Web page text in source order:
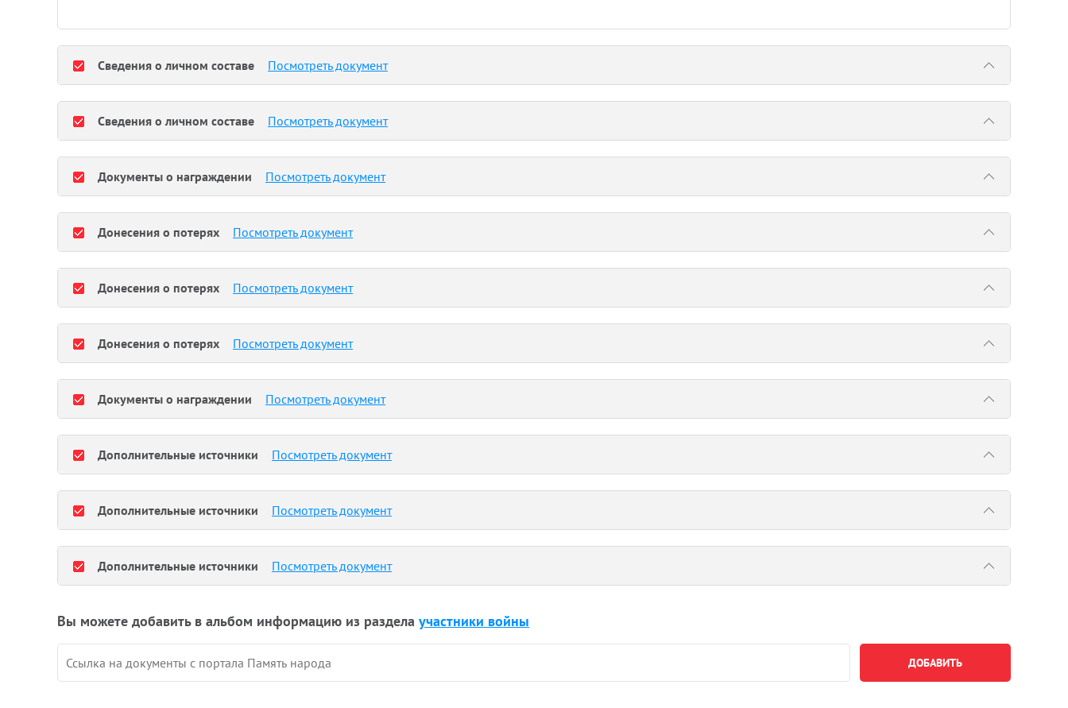
Сведения о личном составе Посмотреть документ
Сведения о личном составе Посмотреть документ
Документы о награждении Посмотреть документ
Донесения о потерях Посмотреть документ
Донесения о потерях Посмотреть документ
Донесения о потерях Посмотреть документ
Документы о награждении Посмотреть документ
Дополнительные источники Посмотреть документ
Дополнительные источники Посмотреть документ
Дополнительные источники Посмотреть документ
Вы можете добавить в альбом информацию из раздела участники войны